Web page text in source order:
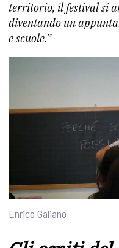
territorio, il festival si
diventando un
e scuole.”
Enrico Galiano